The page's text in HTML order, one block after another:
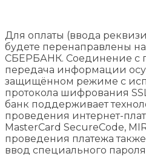
Для оплаты (ввода
будете перенаправлены
СБЕРБАНК. Соединение с
передача информации
защищённом режиме с
протокола шифрования
банк поддерживает
проведения интернет-
MasterCard SecureCode,
проведения платежа
ввод специального